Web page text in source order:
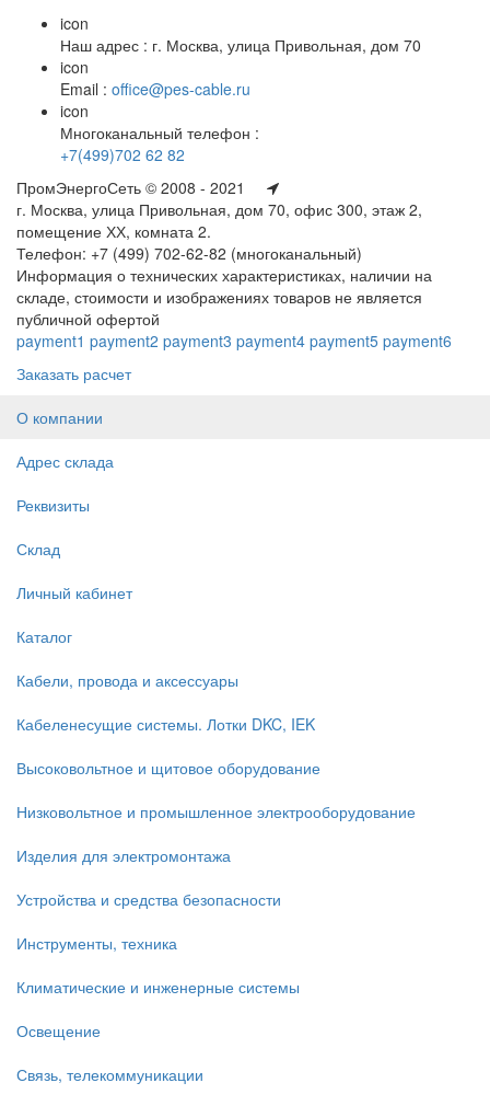
icon
Наш адрес : г. Москва, улица Привольная, дом 70
icon
Email : office@pes-cable.ru
icon
Многоканальный телефон :
+7(499)702 62 82
ПромЭнергоСеть © 2008 - 2021
г. Москва, улица Привольная, дом 70, офис 300, этаж 2,
помещение ХХ, комната 2.
Телефон: +7 (499) 702-62-82 (многоканальный)
Информация о технических характеристиках, наличии на
складе, стоимости и изображениях товаров не является
публичной офертой
payment1 payment2 payment3 payment4 payment5 payment6
Заказать расчет
О компании
Адрес склада
Реквизиты
Склад
Личный кабинет
Каталог
Кабели, провода и аксессуары
Кабеленесущие системы. Лотки DKC, IEK
Высоковольтное и щитовое оборудование
Низковольтное и промышленное электрооборудование
Изделия для электромонтажа
Устройства и средства безопасности
Инструменты, техника
Климатические и инженерные системы
Освещение
Связь, телекоммуникации